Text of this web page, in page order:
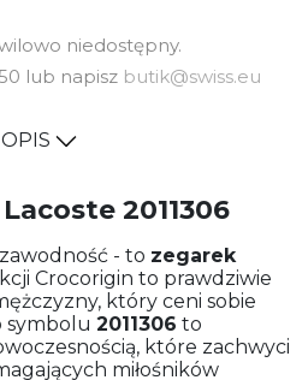
niedostępny.
lub napisz butik@swiss.eu
OPIS
2011306
- to zegarek
Crocorigin to prawdziwie
który ceni sobie
symbolu 2011306 to
które zachwyci
miłośników